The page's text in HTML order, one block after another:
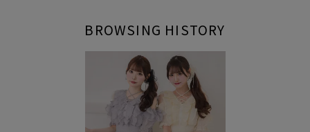
BROWSING HISTORY